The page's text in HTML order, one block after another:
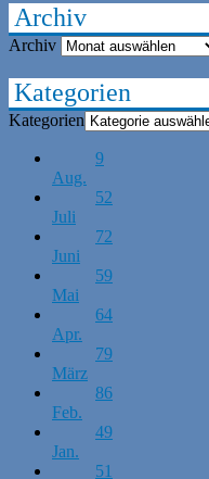
Archiv
Archiv
Kategorien
Kategorien
9
Aug.
52
Juli
72
Juni
59
Mai
64
Apr.
79
März
86
Feb.
49
Jan.
51